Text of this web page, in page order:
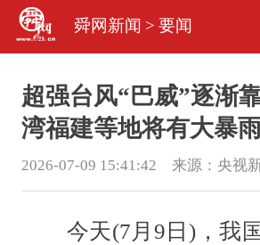
舜网新闻 > 要闻
超强台风“巴威”逐渐
湾福建等地将有大暴
2026-07-09 15:41:42 来源： 央视
今天(7月9日)，我国